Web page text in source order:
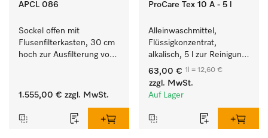
APCL 086
Sockel offen mit
Flusenfilterkasten, 30 cm
hoch zur Ausfilterung von
1.555,00 € zzgl. MwSt.
ProCare Tex 10 A - 5 l
Alleinwaschmittel,
Flüssigkonzentrat,
alkalisch, 5 l zur Reinigung
weißer Textilien und
farbechter Buntwäsche.
63,00 € 1l = 12,60 €
zzgl. MwSt.
Auf Lager